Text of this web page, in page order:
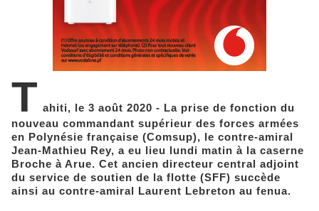
T ahiti, le 3 août 2020 - La prise de fonction du
nouveau commandant supérieur des forces armées
en Polynésie française (Comsup), le contre-amiral
Jean-Mathieu Rey, a eu lieu lundi matin à la caserne
Broche à Arue. Cet ancien directeur central adjoint
du service de soutien de la flotte (SFF) succède
ainsi au contre-amiral Laurent Lebreton au fenua.